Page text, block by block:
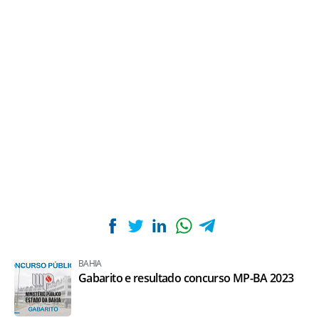
BAHIA
Gabarito e resultado concurso MP-BA 2023